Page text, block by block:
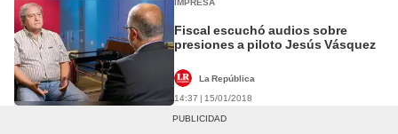
IMPRESA
Fiscal escuchó audios sobre
presiones a piloto Jesús Vásquez
La República
14:37 | 15/01/2018